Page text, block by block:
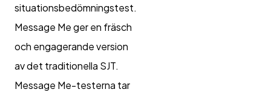
situationsbedömningstest.
Message Me ger en fräsch
och engagerande version
av det traditionella SJT.
Message Me-testerna tar